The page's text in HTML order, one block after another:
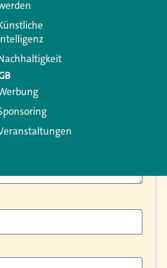
wird nicht veröffentlicht.
sind mit